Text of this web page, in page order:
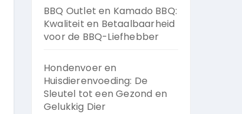
BBQ Outlet en Kamado BBQ:
Kwaliteit en Betaalbaarheid
voor de BBQ-Liefhebber
Hondenvoer en
Huisdierenvoeding: De
Sleutel tot een Gezond en
Gelukkig Dier